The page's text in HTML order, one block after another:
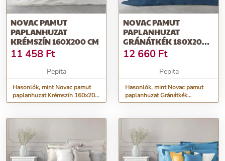
NOVAC PAMUT
PAPLANHUZAT
KRÉMSZÍN 160X200 CM
11 458 Ft
Pepita
Hasonlók, mint Novac pamut
paplanhuzat Krémszín 160x200
cm
NOVAC PAMUT
PAPLANHUZAT
GRÁNÁTKÉK 180X200
CM
12 660 Ft
Pepita
Hasonlók, mint Novac pamut
paplanhuzat Gránátkék
180x200 cm